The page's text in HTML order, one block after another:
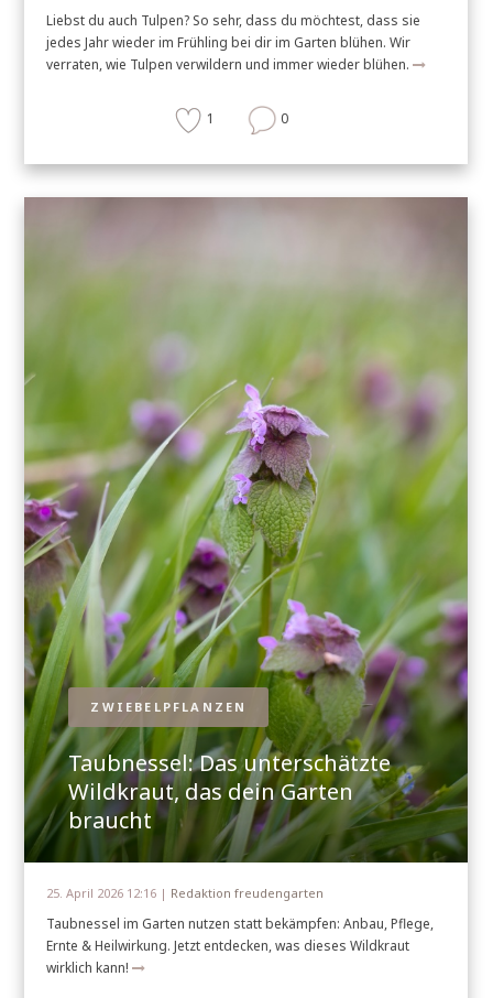
Liebst du auch Tulpen? So sehr, dass du möchtest, dass sie
jedes Jahr wieder im Frühling bei dir im Garten blühen. Wir
verraten, wie Tulpen verwildern und immer wieder blühen.
1 0
ZWIEBELPFLANZEN
Taubnessel: Das unterschätzte
Wildkraut, das dein Garten
braucht
25. April 2026 12:16 | Redaktion freudengarten
Taubnessel im Garten nutzen statt bekämpfen: Anbau, Pflege,
Ernte & Heilwirkung. Jetzt entdecken, was dieses Wildkraut
wirklich kann!